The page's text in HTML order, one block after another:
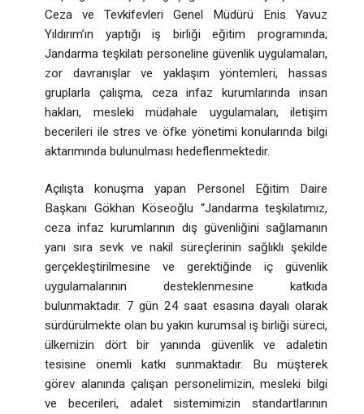
Ceza ve Tevkifevleri Genel Müdürü Enis Yavuz
Yıldırım’ın yaptığı iş birliği eğitim programında;
Jandarma teşkilatı personeline güvenlik uygulamaları,
zor davranışlar ve yaklaşım yöntemleri, hassas
gruplarla çalışma, ceza infaz kurumlarında insan
hakları, mesleki müdahale uygulamaları, iletişim
becerileri ile stres ve öfke yönetimi konularında bilgi
aktarımında bulunulması hedeflenmektedir.
Açılışta konuşma yapan Personel Eğitim Daire
Başkanı Gökhan Köseoğlu “Jandarma teşkilatımız,
ceza infaz kurumlarının dış güvenliğini sağlamanın
yanı sıra sevk ve nakil süreçlerinin sağlıklı şekilde
gerçekleştirilmesine ve gerektiğinde iç güvenlik
uygulamalarının desteklenmesine katkıda
bulunmaktadır. 7 gün 24 saat esasına dayalı olarak
sürdürülmekte olan bu yakın kurumsal iş birliği süreci,
ülkemizin dört bir yanında güvenlik ve adaletin
tesisine önemli katkı sunmaktadır. Bu müşterek
görev alanında çalışan personelimizin, mesleki bilgi
ve becerileri, adalet sistemimizin standartlarının